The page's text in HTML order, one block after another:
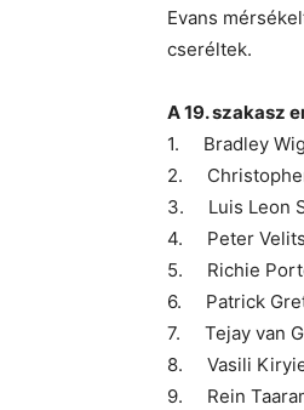
Evans
cseréltek.
A 19. szakasz
1. Bradley
2.
3. Luis Leon
4. Peter Velits
5. Richie
6. Patrick
7. Tejay van
8. Vasili
9. Rein